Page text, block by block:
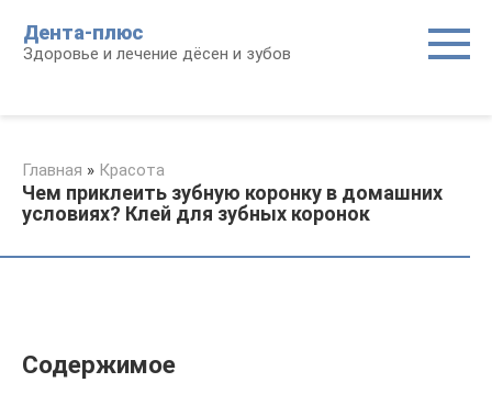
контенту
Дента-плюс
Здоровье и лечение дёсен и зубов
Главная » Красота
Чем приклеить зубную коронку в домашних
условиях? Клей для зубных коронок
Содержимое